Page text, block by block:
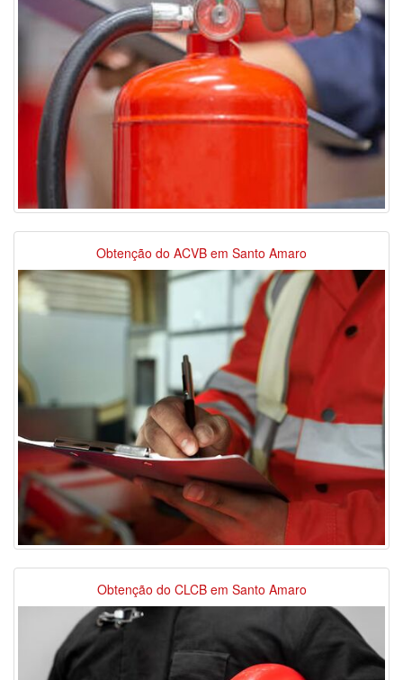
Obtenção do ACVB em Santo Amaro
Obtenção do CLCB em Santo Amaro